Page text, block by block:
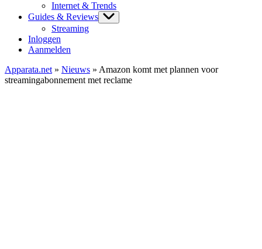
Internet & Trends
Guides & Reviews
Streaming
Inloggen
Aanmelden
Apparata.net » Nieuws » Amazon komt met plannen voor
streamingabonnement met reclame